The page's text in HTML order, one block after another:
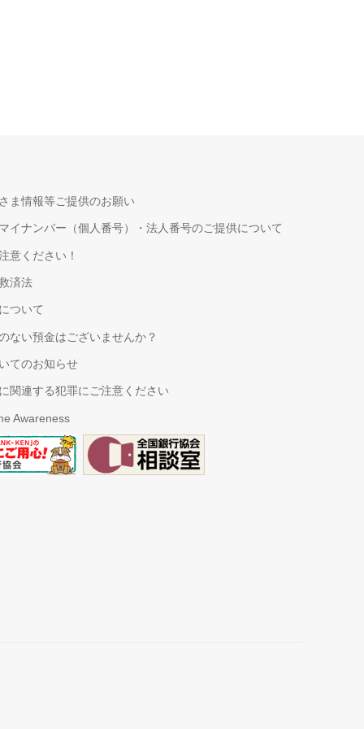
ま情報等ご提供のお願い
イナンバー（個人番号）・法人番号のご提供について
意ください！
済法
ついて
ない預金はございませんか？
てのお知らせ
関連する犯罪にご注意ください
Awareness